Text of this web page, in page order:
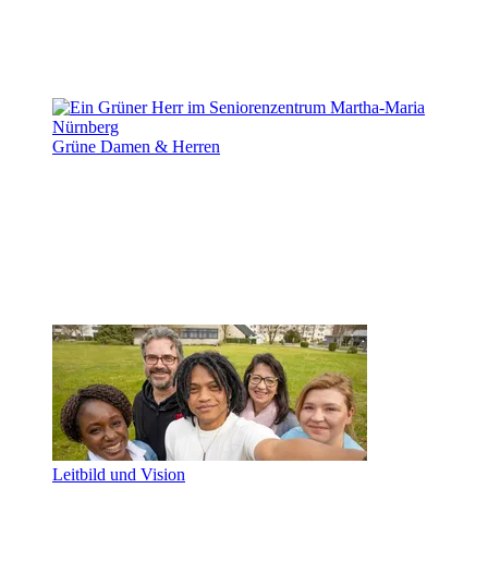
Grüne Damen & Herren
Leitbild und Vision